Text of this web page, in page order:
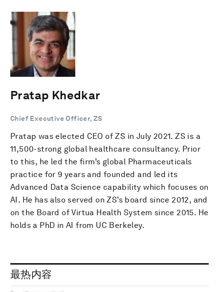
Pratap Khedkar
Chief Executive Officer, ZS
Pratap was elected CEO of ZS in July 2021. ZS is a
11,500-strong global healthcare consultancy. Prior
to this, he led the firm’s global Pharmaceuticals
practice for 9 years and founded and led its
Advanced Data Science capability which focuses on
AI. He has also served on ZS’s board since 2012, and
on the Board of Virtua Health System since 2015. He
holds a PhD in AI from UC Berkeley.
最热内容